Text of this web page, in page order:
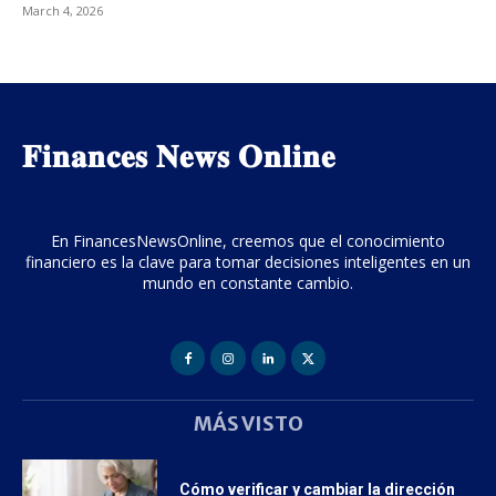
March 4, 2026
𝐅𝐢𝐧𝐚𝐧𝐜𝐞𝐬 𝐍𝐞𝐰𝐬 𝐎𝐧𝐥𝐢𝐧𝐞
En FinancesNewsOnline, creemos que el conocimiento
financiero es la clave para tomar decisiones inteligentes en un
mundo en constante cambio.
MÁS VISTO
Cómo verificar y cambiar la dirección